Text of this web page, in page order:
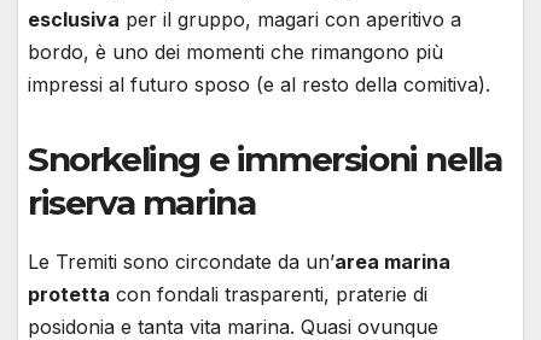
esclusiva per il gruppo, magari con aperitivo a
bordo, è uno dei momenti che rimangono più
impressi al futuro sposo (e al resto della comitiva).
Snorkeling e immersioni nella
riserva marina
Le Tremiti sono circondate da un’area marina
protetta con fondali trasparenti, praterie di
posidonia e tanta vita marina. Quasi ovunque